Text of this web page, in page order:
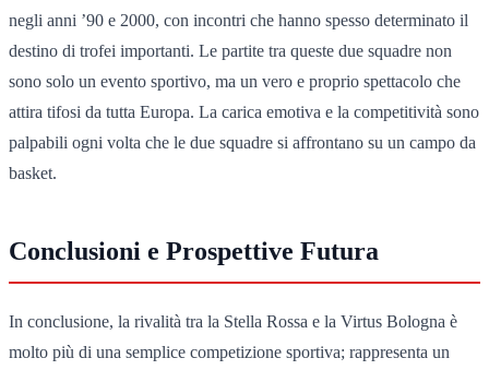
negli anni ’90 e 2000, con incontri che hanno spesso determinato il
destino di trofei importanti. Le partite tra queste due squadre non
sono solo un evento sportivo, ma un vero e proprio spettacolo che
attira tifosi da tutta Europa. La carica emotiva e la competitività sono
palpabili ogni volta che le due squadre si affrontano su un campo da
basket.
Conclusioni e Prospettive Futura
In conclusione, la rivalità tra la Stella Rossa e la Virtus Bologna è
molto più di una semplice competizione sportiva; rappresenta un